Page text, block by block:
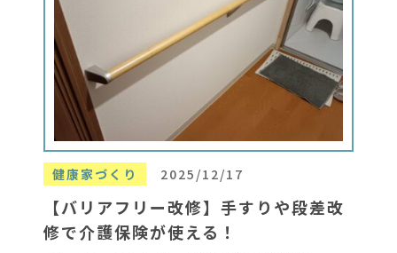
健康家づくり 2025/12/17
【バリアフリー改修】手すりや段差改
修で介護保険が使える！